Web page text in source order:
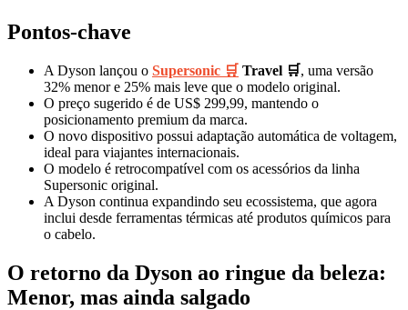
Pontos-chave
A Dyson lançou o Supersonic 🛒 Travel 🛒, uma versão
32% menor e 25% mais leve que o modelo original.
O preço sugerido é de US$ 299,99, mantendo o
posicionamento premium da marca.
O novo dispositivo possui adaptação automática de voltagem,
ideal para viajantes internacionais.
O modelo é retrocompatível com os acessórios da linha
Supersonic original.
A Dyson continua expandindo seu ecossistema, que agora
inclui desde ferramentas térmicas até produtos químicos para
o cabelo.
O retorno da Dyson ao ringue da beleza:
Menor, mas ainda salgado